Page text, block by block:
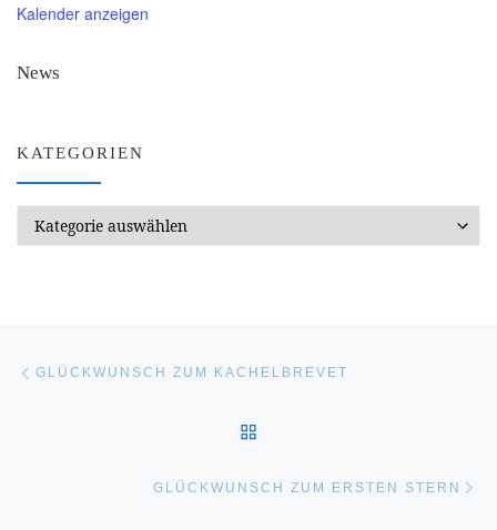
Kalender anzeigen
News
KATEGORIEN
GLÜCKWUNSCH ZUM KACHELBREVET
GLÜCKWUNSCH ZUM ERSTEN STERN